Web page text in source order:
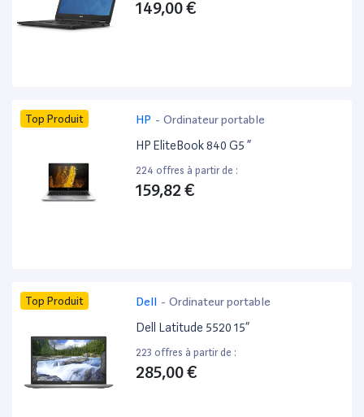
149,00 €
Top Produit HP - Ordinateur portable
HP EliteBook 840 G5 ”
224 offres à partir de :
159,82 €
Top Produit Dell - Ordinateur portable
Dell Latitude 5520 15”
223 offres à partir de :
285,00 €